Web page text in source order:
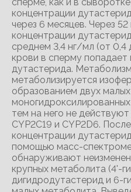
концентрации
через 6 месяцев. Через
концентрации
среднем 3,4 нг/мл (от 0,4
крови в сперму попадает
дутастерида.
метаболизируется
образованием двух малых
тем на него не
CYP2C19 и CYP2D6.
концентрации
помощью масс-
обнаруживают
крупных метаболита (4'-
дигидродутастерид и 6-